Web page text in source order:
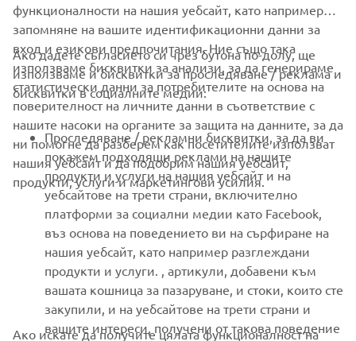
CORPORATE
FOR BUSINESS
MORE YAMAHA
SUPPORT
НОВИНАРСКИ БЮЛЕТИН
Бъдете първите, които ще научат за най-новите оферти,
специални събития, нови модели и много други
функционалности на нашия уебсайт, като например
запомняне на вашите идентификационни данни за
вход и езикови предпочитания. Ние също така
използваме бисквитки за анализи, за да генерираме
статистически данни за потребителите на основа на
поверителност на личните данни в съответствие с
нашите насоки на органите за защита на данните, за да
ни помогне да разберем как посетителите използват
нашия уебсайт и да подобрим нашия уебсайт,
продукти, услуги и маркетингови усилия.
Ако дадете съгласието си чрез бутона по-долу, ще
използваме и бисквитки за проследяване / реклама и
бисквитки в социалните медии:
Проследяване / рекламни бисквитки, за да ви
покажем подходящи реклами на нашите
продукти и услуги на нашия уебсайт и на
уебсайтове на трети страни, включително
платформи за социални медии като Facebook,
въз основа на поведението ви на сърфиране на
нашия уебсайт, като например разглеждани
продукти и услуги. , артикули, добавени към
вашата кошница за пазаруване, и стоки, които сте
закупили, и на уебсайтове на трети страни и
вашите интереси, получени от такова поведение
Ако искате да получите цялата функционалност на